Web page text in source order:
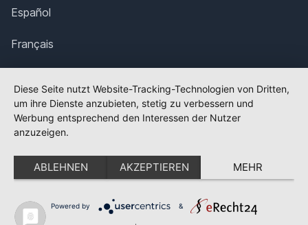
Español
Français
Polska
Português
Nederlands
Svenska
Diese Seite nutzt Website-Tracking-Technologien von Dritten,
um ihre Dienste anzubieten, stetig zu verbessern und
Werbung entsprechend den Interessen der Nutzer
anzuzeigen.
ABLEHNEN AKZEPTIEREN MEHR
Powered by &